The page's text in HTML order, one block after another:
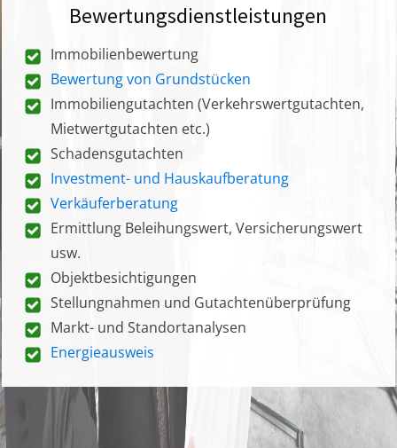
Bewertungsdienstleistungen
Immobilienbewertung
Bewertung von Grundstücken
Immobiliengutachten (Verkehrswertgutachten,
Mietwertgutachten etc.)
Schadensgutachten
Investment- und Hauskaufberatung
Verkäuferberatung
Ermittlung Beleihungswert, Versicherungswert
usw.
Objektbesichtigungen
Stellungnahmen und Gutachtenüberprüfung
Markt- und Standortanalysen
Energieausweis